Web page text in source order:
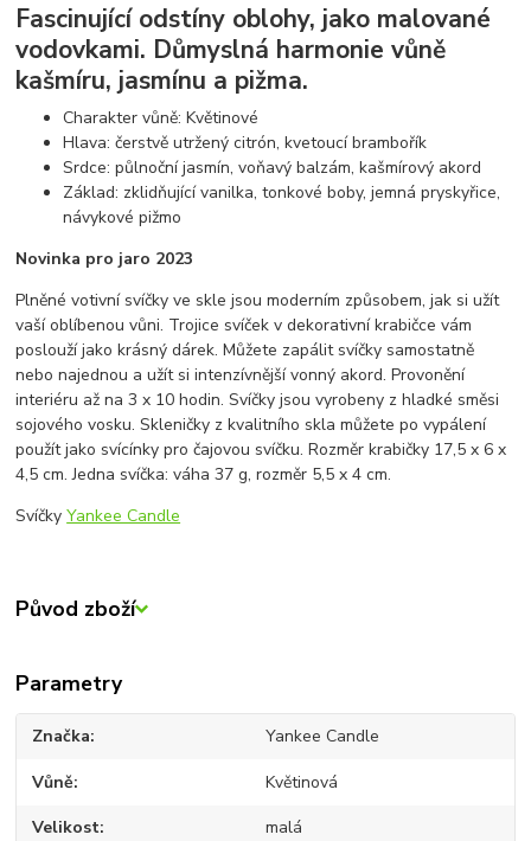
Fascinující odstíny oblohy, jako malované
vodovkami. Důmyslná harmonie vůně
kašmíru, jasmínu a pižma.
Charakter vůně: Květinové
Hlava: čerstvě utržený citrón, kvetoucí brambořík
Srdce: půlnoční jasmín, voňavý balzám, kašmírový akord
Základ: zklidňující vanilka, tonkové boby, jemná pryskyřice,
návykové pižmo
Novinka pro jaro 2023
Plněné votivní svíčky ve skle jsou moderním způsobem, jak si užít
vaší oblíbenou vůni. Trojice svíček v dekorativní krabičce vám
poslouží jako krásný dárek. Můžete zapálit svíčky samostatně
nebo najednou a užít si intenzívnější vonný akord. Provonění
interiéru až na 3 x 10 hodin. Svíčky jsou vyrobeny z hladké směsi
sojového vosku. Skleničky z kvalitního skla můžete po vypálení
použít jako svícínky pro čajovou svíčku. Rozměr krabičky 17,5 x 6 x
4,5 cm. Jedna svíčka: váha 37 g, rozměr 5,5 x 4 cm.
SvíčkyYankee Candle
Původ zboží
Parametry
Značka Yankee Candle
Vůně Květinová
Velikost malá